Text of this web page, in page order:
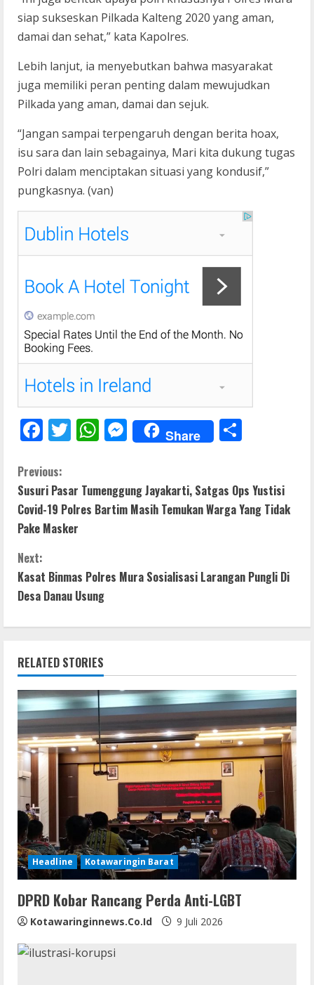
siap sukseskan Pilkada Kalteng 2020 yang aman,
damai dan sehat,” kata Kapolres.
Lebih lanjut, ia menyebutkan bahwa masyarakat
juga memiliki peran penting dalam mewujudkan
Pilkada yang aman, damai dan sejuk.
“Jangan sampai terpengaruh dengan berita hoax,
isu sara dan lain sebagainya, Mari kita dukung tugas
Polri dalam menciptakan situasi yang kondusif,”
pungkasnya. (van)
F
e
b
o
o
k
T
er
W
s
A
p
M
e
e
n
er
Share
e
C
o
n
t
i
n
u
e
R
e
a
d
i
n
g
Previous:
Susuri Pasar Tumenggung Jayakarti, Satgas Ops Yustisi
Covid-19 Polres Bartim Masih Temukan Warga Yang Tidak
Pake Masker
Next:
Kasat Binmas Polres Mura Sosialisasi Larangan Pungli Di
Desa Danau Usung
RELATED STORIES
Headline Kotawaringin Barat
DPRD Kobar Rancang Perda Anti-LGBT
Kotawaringinnews.co.id 9 Juli 2026